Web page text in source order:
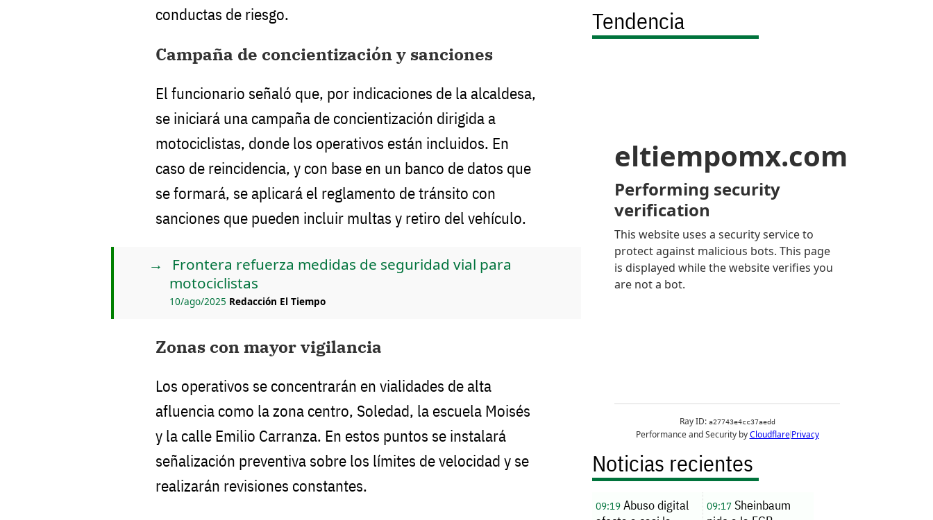
conductas de riesgo.
Campaña de concientización y sanciones
El funcionario señaló que, por indicaciones de la alcaldesa,
se iniciará una campaña de concientización dirigida a
motociclistas, donde los operativos están incluidos. En
caso de reincidencia, y con base en un banco de datos que
se formará, se aplicará el reglamento de tránsito con
sanciones que pueden incluir multas y retiro del vehículo.
Frontera refuerza medidas de seguridad vial para
motociclistas
10/ago/2025 Redacción El Tiempo
Zonas con mayor vigilancia
Los operativos se concentrarán en vialidades de alta
afluencia como la zona centro, Soledad, la escuela Moisés
y la calle Emilio Carranza. En estos puntos se instalará
señalización preventiva sobre los límites de velocidad y se
realizarán revisiones constantes.
Tendencia
Noticias recientes
09:19 Abuso digital
09:17Sheinbaum